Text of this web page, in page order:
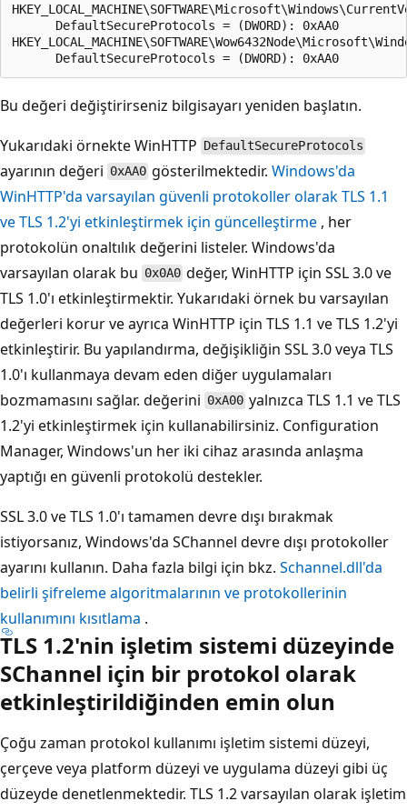
      DefaultSecureProtocols = (DWORD): 0xAA0
Bu değeri değiştirirseniz bilgisayarı yeniden başlatın.
Yukarıdaki örnekte WinHTTP DefaultSecureProtocols
ayarının değeri 0xAA0 gösterilmektedir.Windows'da
WinHTTP'da varsayılan güvenli protokoller olarak TLS 1.1
ve TLS 1.2'yi etkinleştirmek için güncelleştirme , her
protokolün onaltılık değerini listeler. Windows'da
varsayılan olarak bu 0x0A0 değer, WinHTTP için SSL 3.0 ve
TLS 1.0'ı etkinleştirmektir. Yukarıdaki örnek bu varsayılan
değerleri korur ve ayrıca WinHTTP için TLS 1.1 ve TLS 1.2'yi
etkinleştirir. Bu yapılandırma, değişikliğin SSL 3.0 veya TLS
1.0'ı kullanmaya devam eden diğer uygulamaları
bozmamasını sağlar. değerini 0xA00 yalnızca TLS 1.1 ve TLS
1.2'yi etkinleştirmek için kullanabilirsiniz. Configuration
Manager, Windows'un her iki cihaz arasında anlaşma
yaptığı en güvenli protokolü destekler.
SSL 3.0 ve TLS 1.0'ı tamamen devre dışı bırakmak
istiyorsanız, Windows'da SChannel devre dışı protokoller
ayarını kullanın. Daha fazla bilgi için bkz. Schannel.dll'da
belirli şifreleme algoritmalarının ve protokollerinin
kullanımını kısıtlama .
TLS 1.2'nin işletim sistemi düzeyinde
SChannel için bir protokol olarak
etkinleştirildiğinden emin olun
Çoğu zaman protokol kullanımı işletim sistemi düzeyi,
çerçeve veya platform düzeyi ve uygulama düzeyi gibi üç
düzeyde denetlenmektedir. TLS 1.2 varsayılan olarak işletim